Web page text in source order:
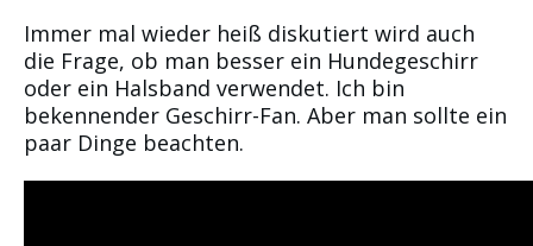
Immer mal wieder heiß diskutiert wird auch
die Frage, ob man besser ein Hundegeschirr
oder ein Halsband verwendet. Ich bin
bekennender Geschirr-Fan. Aber man sollte ein
paar Dinge beachten.